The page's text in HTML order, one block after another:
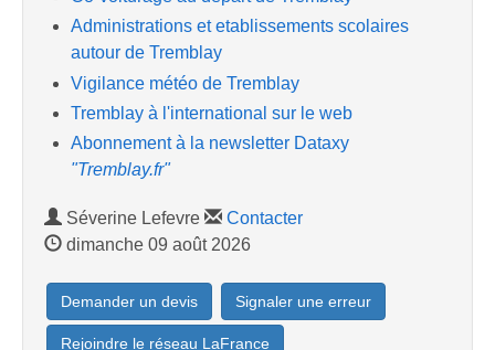
Administrations et etablissements scolaires
autour de Tremblay
Vigilance météo de Tremblay
Tremblay à l'international sur le web
Abonnement à la newsletter Dataxy
"Tremblay.fr"
Séverine Lefevre
Contacter
dimanche 09 août 2026
Demander un devis Signaler une erreur
Rejoindre le réseau LaFrance